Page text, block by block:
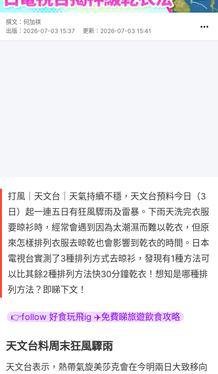
撰文： 何加祺
出版： 2026-07-03 15:37 更新： 2026-07-03 15:41
打風｜天文台｜天氣持續不穩，天文台預料今日（3
日）起一連五日有狂風驟雨及雷暴。下雨天洗完衣服
要晾衫時，經常會遇到因為太潮濕而難以乾衣，但原
來怎樣排列衣服去晾乾也會影響到乾衣的時間。日本
電視台實測了3種排列方式去晾衫，發現有1種方法可
以比其餘2種排列方法快30分鐘乾衣！想知是哪種排
列方法？即睇下文！
👉follow 好食玩飛ig ✈️免費睇旅遊飲食攻略
天文台料周末狂風驟雨
天文台表示，熱帶氣旋美莎克會在今明兩日大致移向